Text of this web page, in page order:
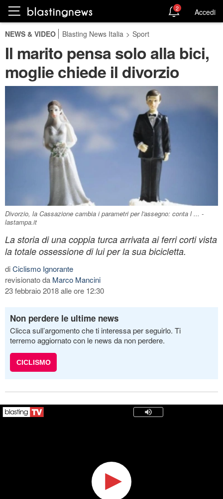
2 Accedi
NEWS & VIDEO Blasting News Italia > Sport
Il marito pensa solo alla bici,
moglie chiede il divorzio
Divorzio, la Cassazione cambia i parametri per l'assegno: conta l ... -
lastampa.it
La storia di una coppia turca arrivata ai ferri corti vista
la totale ossessione di lui per la sua bicicletta.
diCiclismo Ignorante
revisionato da Marco Mancini
23 febbraio 2018 alle ore 12:30
Non perdere le ultime news
Clicca sull’argomento che ti interessa per seguirlo. Ti
terremo aggiornato con le news da non perdere.
CICLISMO